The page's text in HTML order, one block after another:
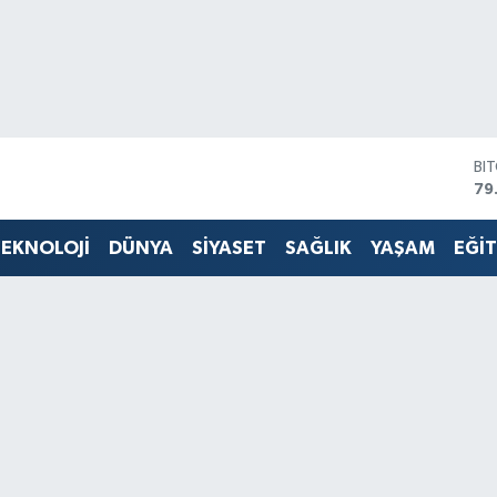
DÜNYA SİYASET SAĞLIK YAŞAM